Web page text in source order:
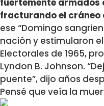
fuertemente armados
fracturando el cráneo
ese “Domingo
nación y estimularon
Electorales de 1965,
Lyndon B. Johnson.
puente”, dijo años
Pensé que veía la